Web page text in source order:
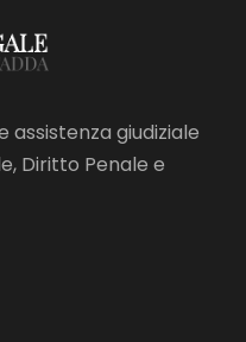
assistenza giudiziale
Diritto Penale e